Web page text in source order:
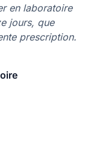
en laboratoire
jours, que
prescription.